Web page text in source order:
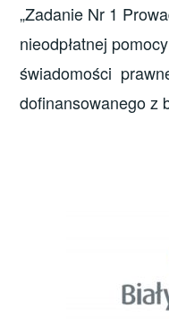
„Zadanie Nr 1
nieodpłatnej
świadomości
dofinansowanego z